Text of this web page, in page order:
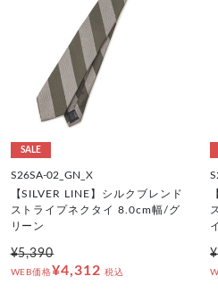
SALE
S26SA-02_GN_X
【SILVER LINE】シルクブレンド
ストライプネクタイ 8.0cm幅/グ
リーン
¥5,390
WEB価格¥4,312 税込